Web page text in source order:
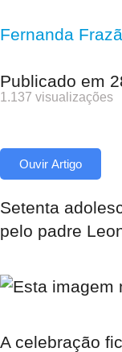
Fernanda
Publicado em
1.137 visualizações
Ouvir Artigo
Setenta
pelo padre
A celebração